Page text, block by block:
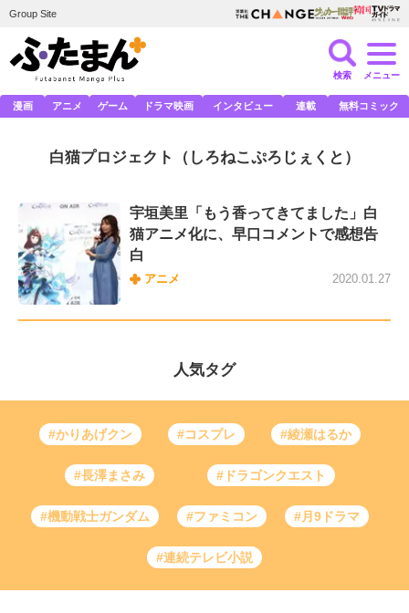
Group Site
検索 メニュー
漫画 アニメ ゲーム ドラマ映画 インタビュー 連載 無料コミック
白猫プロジェクト （しろねこぷろじぇくと）
宇垣美里「もう香ってきてました」白
猫アニメ化に、早口コメントで感想告
白
アニメ 2020.01.27
人気タグ
#かりあげクン #コスプレ #綾瀬はるか
#長澤まさみ #ドラゴンクエスト
#機動戦士ガンダム #ファミコン #月9ドラマ
#連続テレビ小説